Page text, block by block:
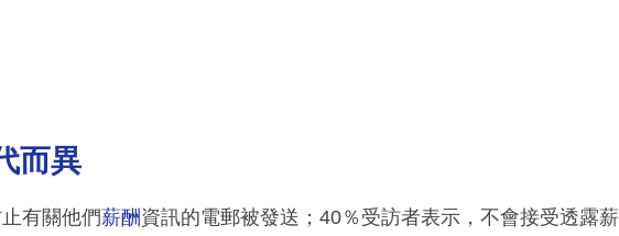
而異
有關他們薪酬資訊的電郵被發送；40％受訪者表示，不會接受透露薪